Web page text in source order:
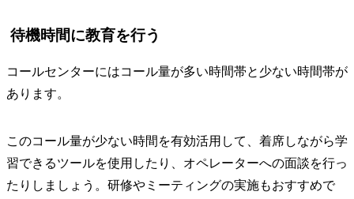
待機時間に教育を行う
コールセンターにはコール量が多い時間帯と少ない時間帯が
あります。
このコール量が少ない時間を有効活用して、着席しながら学
習できるツールを使用したり、オペレーターへの面談を行っ
たりしましょう。研修やミーティングの実施もおすすめで